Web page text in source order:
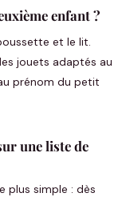
enfant ?
et le lit.
jouets adaptés au
prénom du petit
une liste de
plus simple : dès